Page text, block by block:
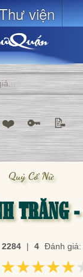
viện
❤️ 🔑 📝
Quỷ Cổ Nữ
TRĂNG
2284 | 4 Đánh giá: